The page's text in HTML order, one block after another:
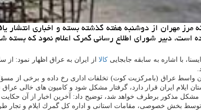
مهران از دوشنبه هفته گذشته بسته و اخباری
است، دبیر شورای اطلاع رسانی گمرك اعلام نمود كه
با اشاره به سابقه جابجاییكالا از ایران به عراق اظهار نمود:
واسط عراق (بامركزیت كوت) تخلفات اداری رخ داده و برخی از
ایلام ایران قرار دارد، گرفتار مشكل شود و كامیون های خالی عراق
مشكل مذكور برطرف خواهد شد، توضیح داد: آخرین اخبار از آن
توسط بخش خصوصی، مقامات استانی و اداره كل گمرك ایلام و